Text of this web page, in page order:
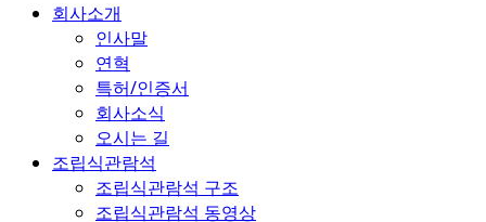
회사소개
인사말
연혁
특허/인증서
회사소식
오시는 길
조립식관람석
조립식관람석 구조
조립식관람석 동영상